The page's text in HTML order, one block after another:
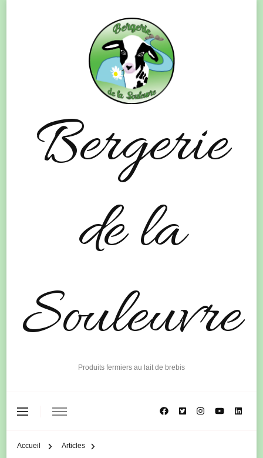
Bergerie
de la
Souleuvre
Produits fermiers au lait de brebis
Accueil Articles